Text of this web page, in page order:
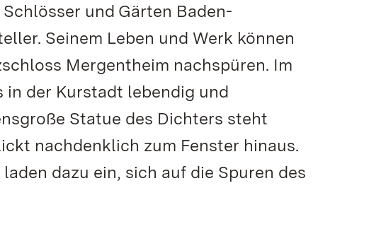
und Gärten Baden-
Seinem Leben und Werk können
Mergentheim nachspüren. Im
der Kurstadt lebendig und
Statue des Dichters steht
nachdenklich zum Fenster hinaus.
dazu ein, sich auf die Spuren des